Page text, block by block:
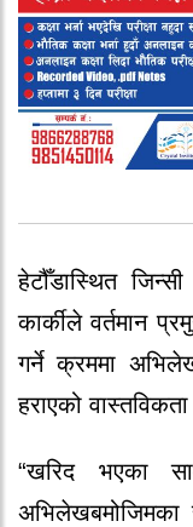
हेटौँडास्थित
कार्कीले वर्तमान
गर्ने क्रममा
हराएको
“खरिद भएका